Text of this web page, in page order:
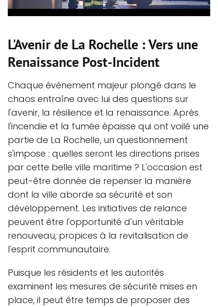
L'Avenir de La Rochelle : Vers une
Renaissance Post-Incident
Chaque événement majeur plongé dans le
chaos entraîne avec lui des questions sur
l'avenir, la résilience et la renaissance. Après
l'incendie et la fumée épaisse qui ont voilé une
partie de La Rochelle, un questionnement
s'impose : quelles seront les directions prises
par cette belle ville maritime ? L'occasion est
peut-être donnée de repenser la manière
dont la ville aborde sa sécurité et son
développement. Les initiatives de relance
peuvent être l'opportunité d'un véritable
renouveau, propices à la revitalisation de
l'esprit communautaire.
Puisque les résidents et les autorités
examinent les mesures de sécurité mises en
place, il peut être temps de proposer des